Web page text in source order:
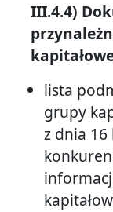
III.4.4)
lista
grupy
z dnia